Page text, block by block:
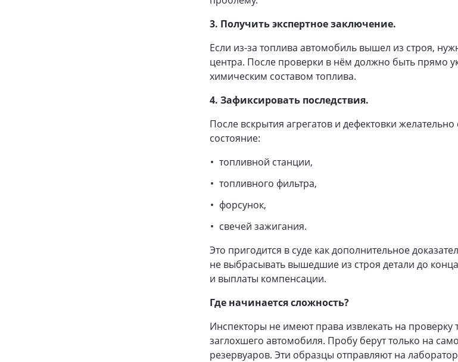
3. Получить экспертное заключение.
Если из-за топлива автомобиль вышел из строя,
центра. После проверки в нём должно быть прямо
химическим составом топлива.
4. Зафиксировать последствия.
После вскрытия агрегатов и дефектовки
состояние:
топливной станции,
топливного фильтра,
форсунок,
свечей зажигания.
Это пригодится в суде как дополнительное
не выбрасывать вышедшие из строя детали до
и выплаты компенсации.
Где начинается сложность?
Инспекторы не имеют права извлекать на проверку
заглохшего автомобиля. Пробу берут только на
резервуаров. Эти образцы отправляют на